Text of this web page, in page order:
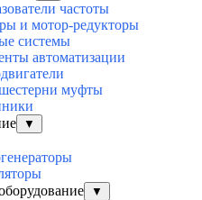
частоты
и мотор-редукторы
системы
автоматизации
муфты
▼
▼